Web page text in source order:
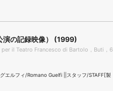
の記録映像） (1999)
il Teatro Francesco di Bartolo，Buti，6
エルフィ/Romano Guelfi ||スタッフ/STAFF[製